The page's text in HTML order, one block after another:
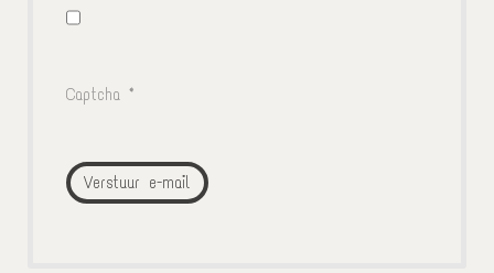
Captcha *
Verstuur e-mail